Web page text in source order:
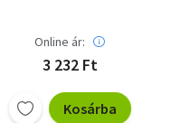
Online ár:
3 232 Ft
Kosárba